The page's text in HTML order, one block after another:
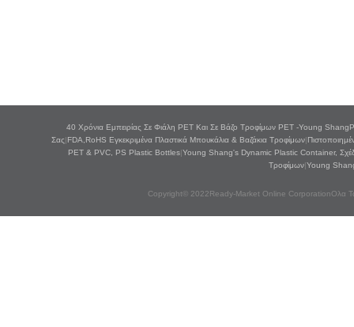
40 Χρόνια Εμπειρίας Σε Φιάλη PET Και Σε Βάζο Τροφίμων PET -Young
Σας|FDA,RoHS Εγκεκριμένα Πλαστικά Μπουκάλια & Βαζάκια Τροφίμων|
PET & PVC, PS Plastic Bottles|Young Shang's Dynamic Plastic Container,
Τροφίμων|Young
Copyright© 2022Ready-Market Online CorporationΟλα Τα